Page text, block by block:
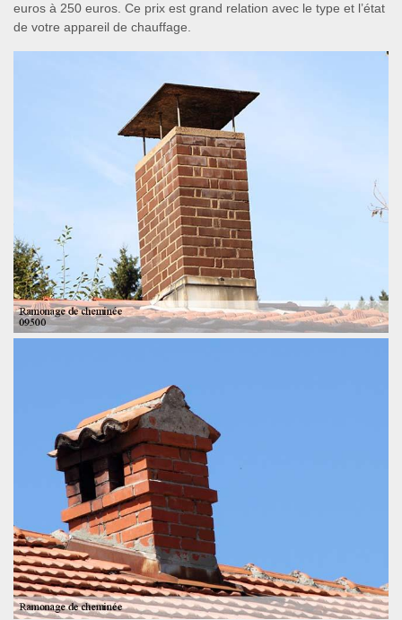
euros à 250 euros. Ce prix est grand relation avec le type et l’état
de votre appareil de chauffage.